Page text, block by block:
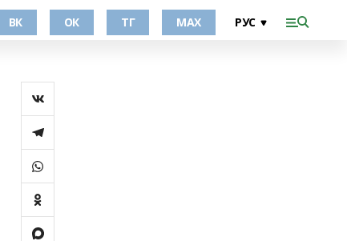
ВК ОК ТГ МАХ